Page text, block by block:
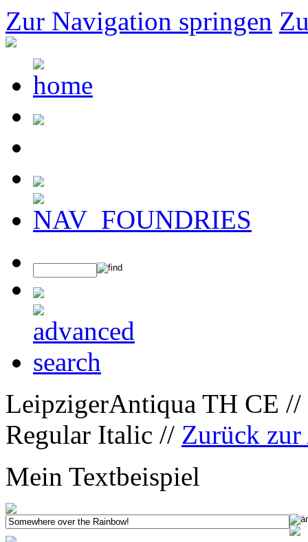
Zur Navigation springen
LeipzigerAntiqua TH CE
Regular Italic // Zurück
Mein Textbeispiel